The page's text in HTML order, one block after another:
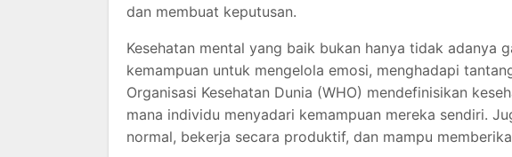
dan membuat keputusan.
Kesehatan mental yang baik bukan hanya tidak adanya
kemampuan untuk mengelola emosi, menghadapi
Organisasi Kesehatan Dunia (WHO) mendefinisikan
mana individu menyadari kemampuan mereka sendiri.
normal, bekerja secara produktif, dan mampu